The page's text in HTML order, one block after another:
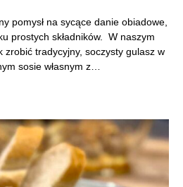
pomysł na sycące danie obiadowe,
prostych składników. W naszym
zrobić tradycyjny, soczysty gulasz w
sosie własnym z…